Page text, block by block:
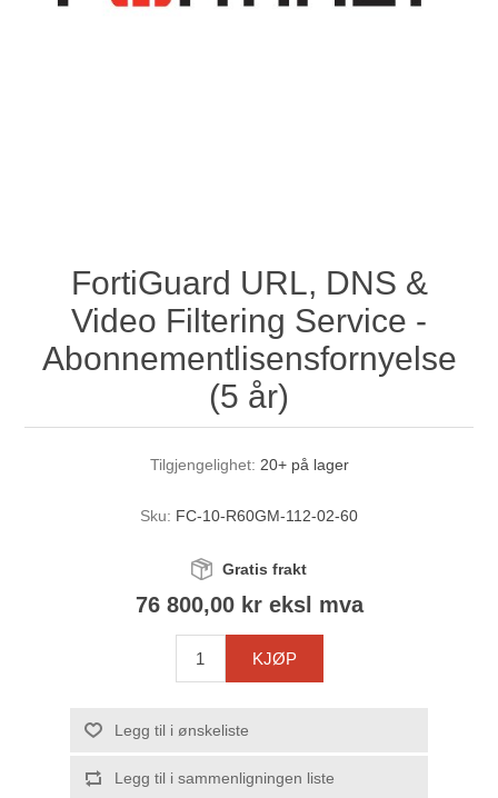
FortiGuard URL, DNS &
Video Filtering Service -
Abonnementlisensfornyelse
(5 år)
Tilgjengelighet: 20+ på lager
Sku: FC-10-R60GM-112-02-60
Gratis frakt
76 800,00 kr eksl mva
KJØP
Legg til i ønskeliste
Legg til i sammenligningen liste